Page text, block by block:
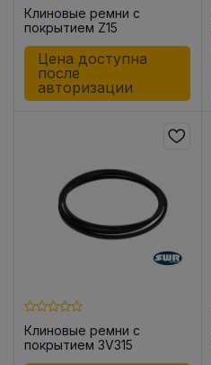
Клиновые ремни с
покрытием Z15
Цена доступна
после
авторизации
Клиновые ремни с
покрытием 3V315